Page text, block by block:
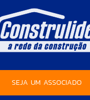
SEJA UM ASSOCIADO